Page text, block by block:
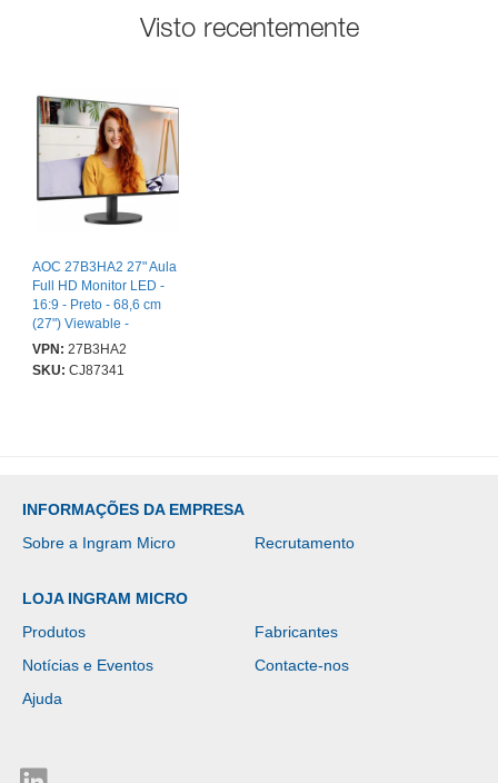
Visto recentemente
AOC 27B3HA2 27" Aula
Full HD Monitor LED -
16:9 - Preto - 68,6 cm
(27") Viewable -
Tecnologia IPS (In-plane
switching) - WLED Luz
Compatível com
VPN: 27B3HA2
SKU: CJ87341
INFORMAÇÕES DA EMPRESA
Sobre a Ingram Micro
Recrutamento
LOJA INGRAM MICRO
Produtos
Fabricantes
Notícias e Eventos
Contacte-nos
Ajuda